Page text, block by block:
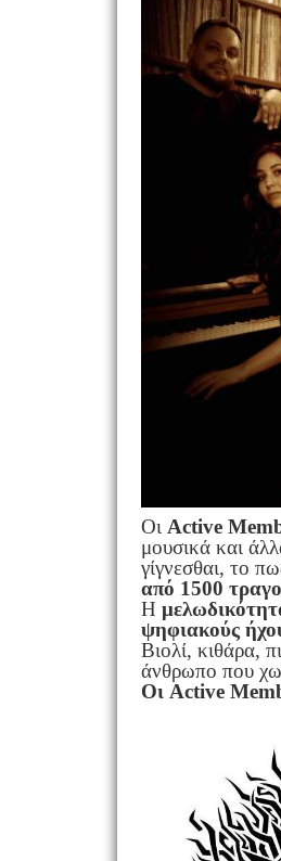
Οι Active
μουσικά και
γίγνεσθαι, το
από 1500
Η
ψηφιακούς
Βιολί, κιθάρα,
άνθρωπο που
Οι Active